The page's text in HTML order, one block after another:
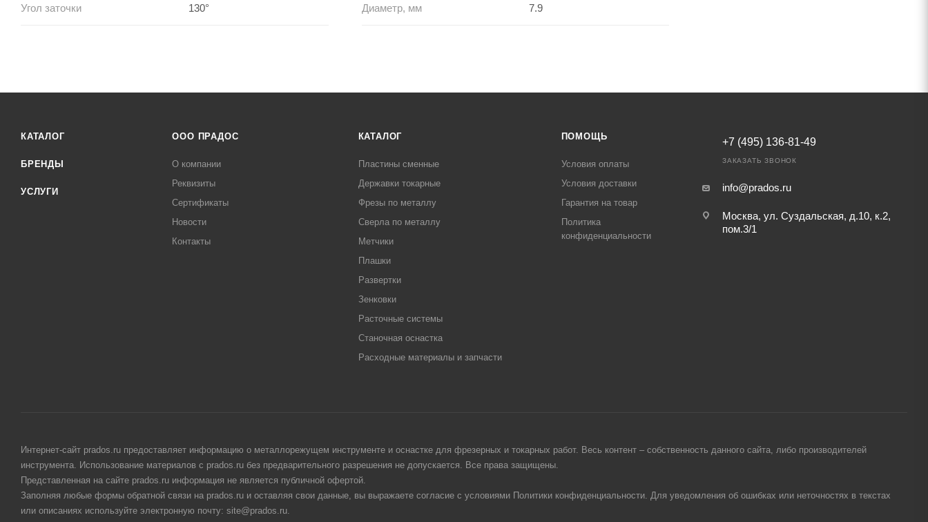
Угол заточки 130° Диаметр, мм 7.9
КАТАЛОГ
БРЕНДЫ
УСЛУГИ
ООО ПРАДОС
О компании
Реквизиты
Сертификаты
Новости
Контакты
КАТАЛОГ
Пластины сменные
Державки токарные
Фрезы по металлу
Сверла по металлу
Метчики
Плашки
Развертки
Зенковки
Расточные системы
Станочная оснастка
Расходные материалы и запчасти
ПОМОЩЬ
Условия оплаты
Условия доставки
Гарантия на товар
Политика
конфиденциальности
+7 (495) 136-81-49
ЗАКАЗАТЬ ЗВОНОК
info@prados.ru
Москва, ул. Суздальская, д.10, к.2,
пом.3/1
Интернет-сайт prados.ru предоставляет информацию о металлорежущем инструменте и оснастке для фрезерных и токарных работ. Весь контент – собственность данного сайта, либо производителей
инструмента. Использование материалов с prados.ru без предварительного разрешения не допускается. Все права защищены.
Представленная на сайте prados.ru информация не является публичной офертой.
Заполняя любые формы обратной связи на prados.ru и оставляя свои данные, вы выражаете согласие с условиями Политики конфиденциальности. Для уведомления об ошибках или неточностях в текстах
или описаниях используйте электронную почту: site@prados.ru.